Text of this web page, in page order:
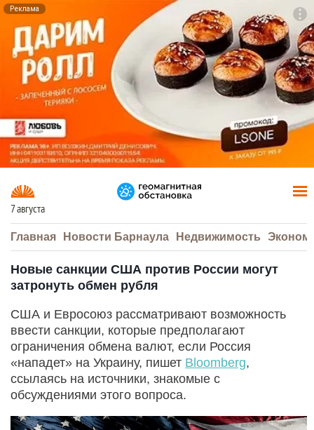
Реклама
7 августа
Главная Новости Барнаула Недвижимость
Новые санкции США против России могут
затронуть обмен рубля
США и Евросоюз рассматривают возможность
ввести санкции, которые предполагают
ограничения обмена валют, если Россия
«нападет» на Украину, пишет Bloomberg,
ссылаясь на источники, знакомые с
обсуждениями этого вопроса.